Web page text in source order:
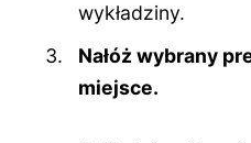
wykładziny.
Nałóż wybrany
miejsce.